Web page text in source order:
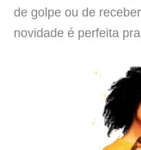
de golpe ou de
novidade é perfeita